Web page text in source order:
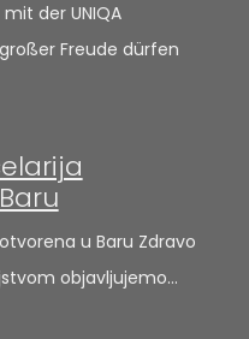
der UNIQA
Freude dürfen
u Baru Zdravo
objavljujemo…